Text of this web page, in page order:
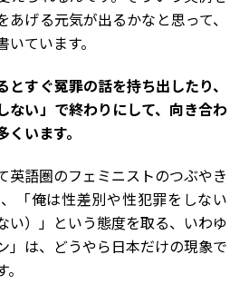
げる元気が出るかなと思って、
ています。
とすぐ冤罪の話を持ち出したり、
ない」で終わりにして、向き合わ
います。
英語圏のフェミニストのつぶやき
「俺は性差別や性犯罪をしない
い）」という態度を取る、いわゆ
」は、どうやら日本だけの現象で